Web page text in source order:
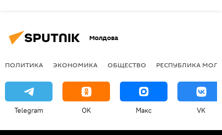
Молдова
ПОЛИТИКА ЭКОНОМИКА ОБЩЕСТВО РЕСПУБЛИКА
Telegram OK Макс VK